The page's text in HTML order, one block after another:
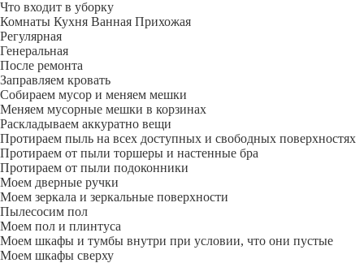
Что входит в уборку
Регу­лярная
Гене­ральная
После ремонта
Заправляем кровать
Собираем мусор и меняем мешки
Меняем мусорные мешки в корзинах
Раскладываем аккуратно вещи
Протираем пыль на всех доступных и свободных поверхностях
Протираем от пыли торшеры и настенные бра
Протираем от пыли подоконники
Моем дверные ручки
Моем зеркала и зеркальные поверхности
Пылесосим пол
Моем пол и плинтуса
Моем шкафы и тумбы внутри при условии, что они пустые
Моем шкафы сверху